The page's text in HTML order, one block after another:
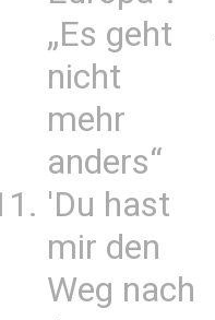
„Es geht
nicht
mehr
anders“
'Du hast
mir den
Weg nach